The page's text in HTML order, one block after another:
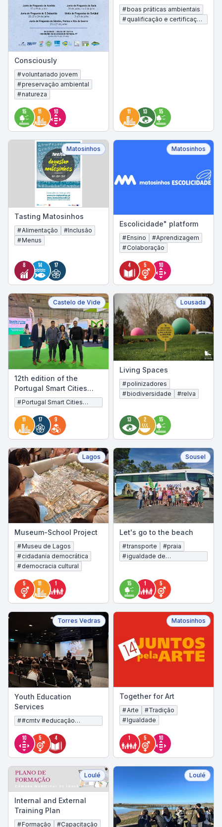
Consciously
#voluntariado jovem
#preservação ambiental
#natureza
Certificate of the
Municipality of Setúbal
#boas práticas ambientais
#qualificação e certificação
Matosinhos
Tasting Matosinhos
#Alimentação #Inclusão
#Menus
Matosinhos
Escolicidade" platform
#Ensino #Aprendizagem
#Colaboração
Castelo de Vide
12th edition of the
Portugal Smart Cities
Summit
#Portugal Smart Cities
Lousada
Living Spaces
#polinizadores
#biodiversidade #relva
Lagos
Museum-School Project
#Museu de Lagos
#cidadania democrática
#democracia cultural
Sousel
Let's go to the beach
#transporte #praia
#igualdade de
Torres Vedras
Youth Education
Services
##cmtv #educação
Matosinhos
Together for Art
#Arte #Tradição
#Igualdade
Loulé
Internal and External
Training Plan
#Formação #Capacitação
Loulé